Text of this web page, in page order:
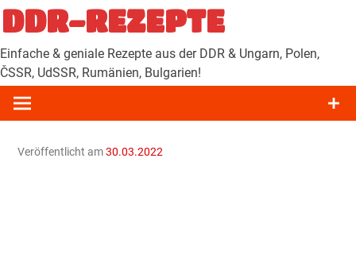
Zum
Inhalt
springen
DDR-REZEPTE
Einfache & geniale Rezepte aus der DDR & Ungarn, Polen,
ČSSR, UdSSR, Rumänien, Bulgarien!
Veröffentlicht am30.03.2022